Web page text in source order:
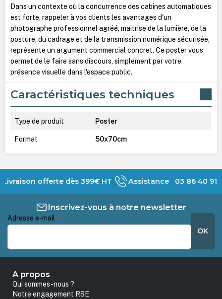
Dans un contexte où la concurrence des cabines automatiques
est forte, rappeler à vos clients les avantages d'un
photographe professionnel agréé, maîtrise de la lumière, de la
posture, du cadrage et de la transmission numérique sécurisée,
représente un argument commercial concret. Ce poster vous
permet de le faire sans discours, simplement par votre
présence visuelle dans l'espace public.
Caractéristiques techniques
Type de produit Poster
Format 50x70cm
Livraison offerte dès 399€ HT Assistance 03 86 40 91
Inscrivez-vous à notre newsletter
Adresse e-mail *
OK
A propos
Qui sommes-nous ?
Notre engagement RSE